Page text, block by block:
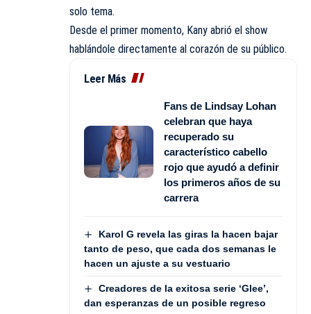
solo tema.
Desde el primer momento, Kany abrió el show
hablándole directamente al corazón de su público.
Leer Más
Fans de Lindsay Lohan
celebran que haya
recuperado su
característico cabello
rojo que ayudó a definir
los primeros años de su
carrera
Karol G revela las giras la hacen bajar
tanto de peso, que cada dos semanas le
hacen un ajuste a su vestuario
Creadores de la exitosa serie ‘Glee’,
dan esperanzas de un posible regreso